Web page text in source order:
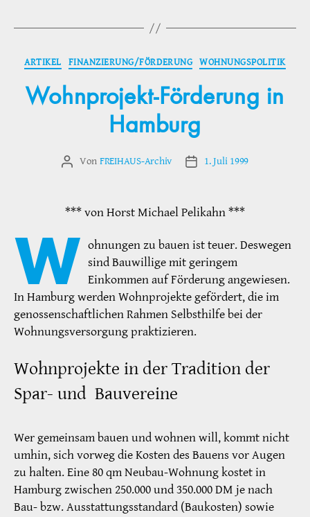
Kategorien
ARTIKEL FINANZIERUNG/FÖRDERUNG WOHNUNGSPOLITIK
Wohnprojekt-Förderung in
Hamburg
Beitragsautor
Von FREIHAUS-Archiv Veröffentlichungsdatum
1. Juli 1999
*** von Horst Michael Pelikahn ***
W ohnungen zu bauen ist teuer. Deswegen
sind Bauwillige mit geringem
Einkommen auf Förderung angewiesen.
In Hamburg werden Wohnprojekte gefördert, die im
genossenschaftlichen Rahmen Selbsthilfe bei der
Wohnungsversorgung praktizieren.
Wohnprojekte in der Tradition der
Spar- und Bauvereine
Wer gemeinsam bauen und wohnen will, kommt nicht
umhin, sich vorweg die Kosten des Bauens vor Augen
zu halten. Eine 80 qm Neubau-Wohnung kostet in
Hamburg zwischen 250.000 und 350.000 DM je nach
Bau- bzw. Ausstattungsstandard (Baukosten) sowie